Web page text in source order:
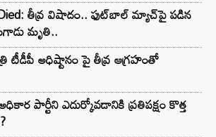
తీవ్ర విషాదం.. ఫుట్‌బాల్ మ్యాచ్‌పై పడిన
మృతి..
టీడీపీ అధిష్టానం పై తీవ్ర ఆగ్రహంతో
పార్టీని ఎదుర్కోవడానికి ప్రతిపక్షం కొత్త